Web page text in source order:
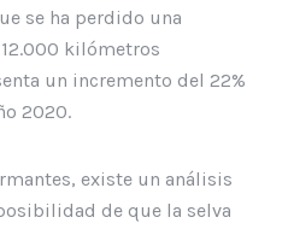
se ha perdido una
kilómetros
un incremento del 22%
2020.
existe un análisis
de que la selva